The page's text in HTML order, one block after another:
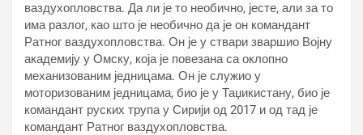
ваздухопловства. Да ли је то необично, јесте, али за то
има разлог, као што је необично да је он командант
Ратног ваздухопловства. Он је у ствари зваршио Војну
академију у Омску, која је повезана са оклопно
механизованим једницама. Он је служио у
моторизованим једницама, био је у Таџикистану, био је
командант руских трупа у Сирији од 2017 и од тад је
командант Ратног ваздухопловства.